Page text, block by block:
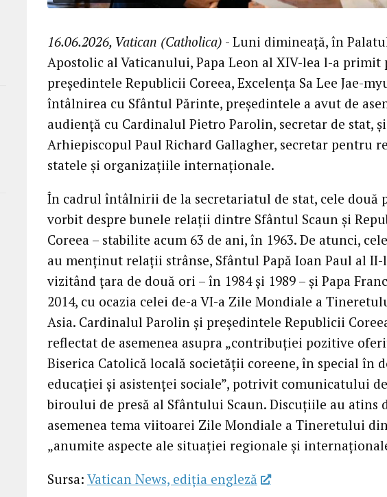
16.06.2026, Vatican (Catholica) - Luni dimineață, în
Apostolic al Vaticanului, Papa Leon al XIV-lea l-a primit
președintele Republicii Coreea, Excelența Sa Lee Jae-
întâlnirea cu Sfântul Părinte, președintele a avut de
audiență cu Cardinalul Pietro Parolin, secretar de stat,
Arhiepiscopul Paul Richard Gallagher, secretar pentru
statele și organizațiile internaționale.
În cadrul întâlnirii de la secretariatul de stat, cele două
vorbit despre bunele relații dintre Sfântul Scaun și
Coreea – stabilite acum 63 de ani, în 1963. De atunci,
au menținut relații strânse, Sfântul Papă Ioan Paul al II-
vizitând țara de două ori – în 1984 și 1989 – și Papa
2014, cu ocazia celei de-a VI-a Zile Mondiale a
Asia. Cardinalul Parolin și președintele Republicii
reflectat de asemenea asupra „contribuției pozitive
Biserica Catolică locală societății coreene, în special în
educației și asistenței sociale”, potrivit comunicatului
biroului de presă al Sfântului Scaun. Discuțiile au atins
asemenea tema viitoarei Zile Mondiale a Tineretului din
„anumite aspecte ale situației regionale și
Sursa: Vatican News, ediția engleză